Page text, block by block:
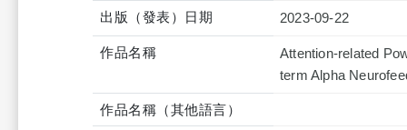
出版（發表）日期 2023-09-22
作品名稱
Attention-related
term Alpha
作品名稱（其他語言）